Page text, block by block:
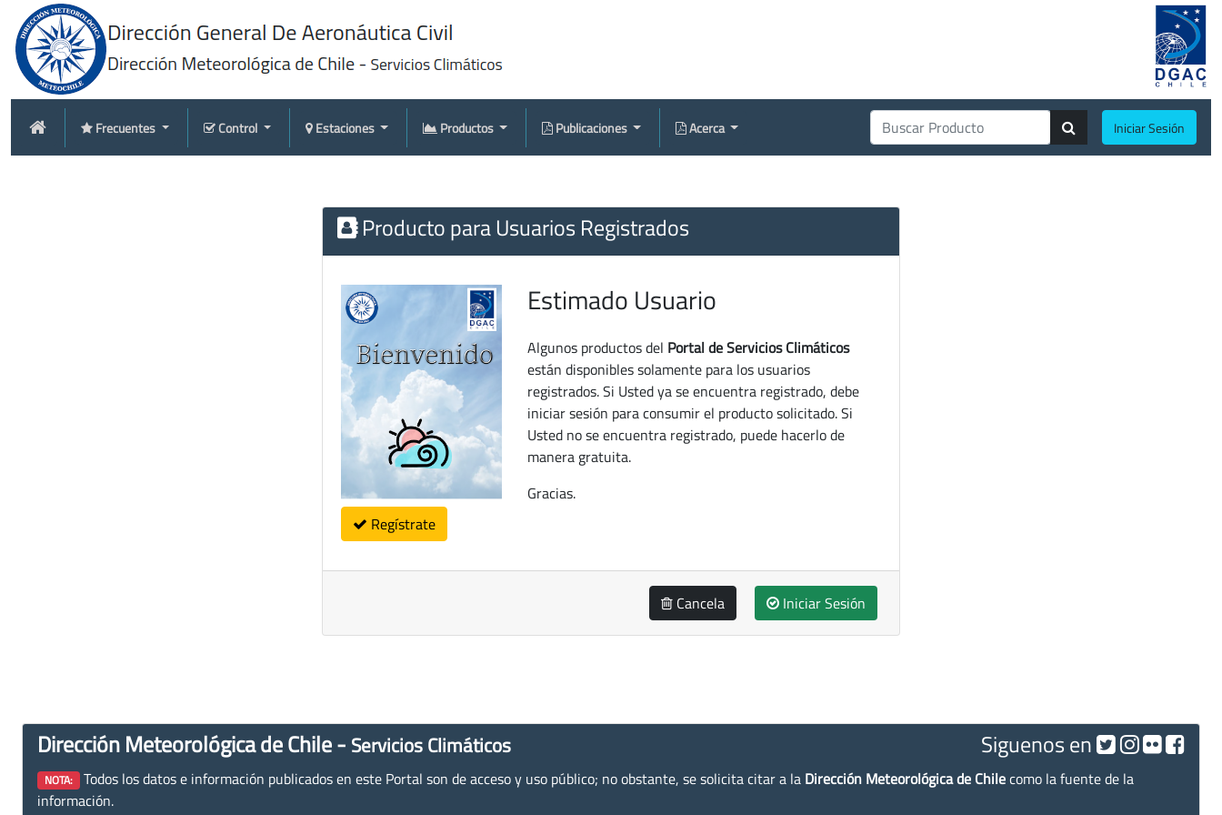
Frecuentes Control Estaciones Productos Publicaciones Acerca Iniciar Sesión
Producto para Usuarios Registrados
Regístrate
Estimado Usuario
Algunos productos del Portal de Servicios Climáticos
están disponibles solamente para los usuarios
registrados. Si Usted ya se encuentra registrado, debe
iniciar sesión para consumir el producto solicitado. Si
Usted no se encuentra registrado, puede hacerlo de
manera gratuita.
Gracias.
Cancela Iniciar Sesión
Dirección Meteorológica de Chile - Servicios Climáticos Siguenos en
NOTA: Todos los datos e información publicados en este Portal son de acceso y uso público; no obstante, se solicita citar a la Dirección Meteorológica de Chilecomo la fuente de la
información.